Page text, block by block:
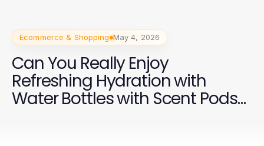
Ecommerce & Shopping May 4, 2026
Can You Really Enjoy
Refreshing Hydration with
Water Bottles with Scent Pods